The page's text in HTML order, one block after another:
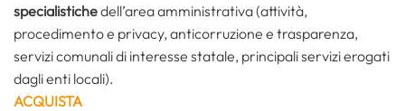
specialistichedell’area amministrativa (attività,
procedimento e privacy, anticorruzione e trasparenza,
servizi comunali di interesse statale, principali servizi erogati
dagli enti locali).
ACQUISTA